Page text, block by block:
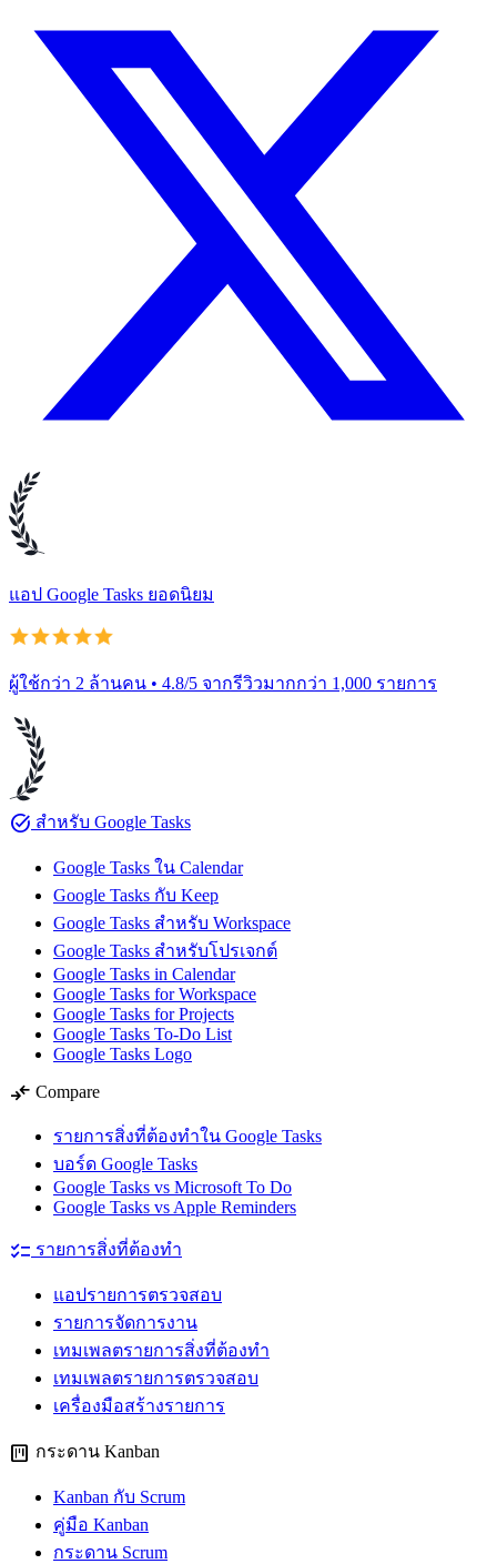
แอป Google Tasks ยอดนิยม
ผู้ใช้กว่า 2 ล้านคน • 4.8/5 จากรีวิวมากกว่า 1,000 รายการ
task_alt สำหรับ Google Tasks
Google Tasks ใน Calendar
Google Tasks กับ Keep
Google Tasks สำหรับ Workspace
Google Tasks สำหรับโปรเจกต์
Google Tasks in Calendar
Google Tasks for Workspace
Google Tasks for Projects
Google Tasks To-Do List
Google Tasks Logo
compare_arrows Compare
รายการสิ่งที่ต้องทำใน Google Tasks
บอร์ด Google Tasks
Google Tasks vs Microsoft To Do
Google Tasks vs Apple Reminders
checklist รายการสิ่งที่ต้องทำ
แอปรายการตรวจสอบ
รายการจัดการงาน
เทมเพลตรายการสิ่งที่ต้องทำ
เทมเพลตรายการตรวจสอบ
เครื่องมือสร้างรายการ
view_kanban กระดาน Kanban
Kanban กับ Scrum
คู่มือ Kanban
กระดาน Scrum